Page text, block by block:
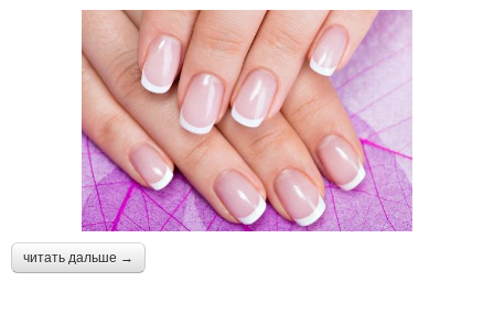
читать дальше →